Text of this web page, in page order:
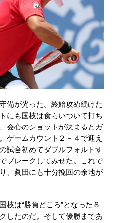
備が光った。終始攻め続けた
にも国枝は食らいついて打ち
会心のショットが決まるとガ
ゲームカウント２－４で迎え
試合初めてダブルフォルトす
ブレークしてみせた。これで
、眞田にも十分挽回の余地が
枝は“勝負どころ”となった８
したのだ。そして優勝まであ